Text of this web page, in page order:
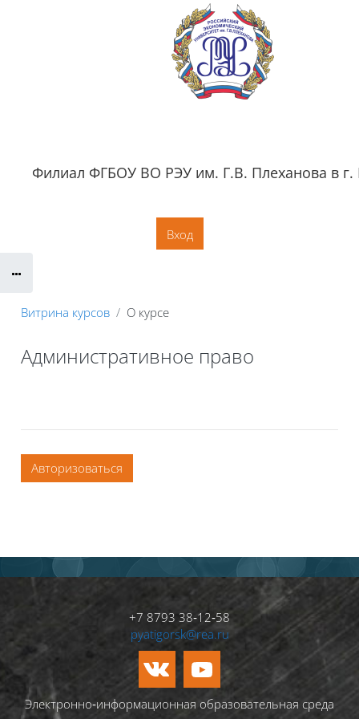
Перейти к основному содержанию
Филиал ФГБОУ ВО РЭУ им. Г.В. Плеханова в г.
Вход
Витрина курсов О курсе
Административное право
Авторизоваться
+7 8793 38‑12‑58
pyatigorsk@rea.ru
Электронно‑информационная образовательная среда